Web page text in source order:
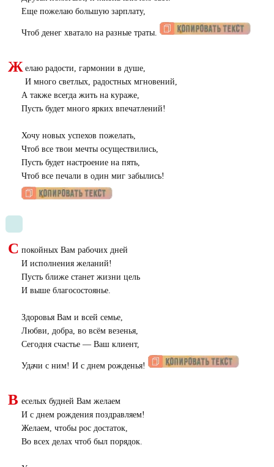
Еще пожелаю большую зарплату,
Чтоб денег хватало на разные траты.
Ж елаю радости, гармонии в душе,
И много светлых, радостных мгновений,
А также всегда жить на кураже,
Пусть будет много ярких впечатлений!
Хочу новых успехов пожелать,
Чтоб все твои мечты осуществились,
Пусть будет настроение на пять,
Чтоб все печали в один миг забылись!
С покойных Вам рабочих дней
И исполнения желаний!
Пусть ближе станет жизни цель
И выше благосостоянье.
Здоровья Вам и всей семье,
Любви, добра, во всём везенья,
Сегодня счастье — Ваш клиент,
Удачи с ним! И с днем рожденья!
В еселых будней Вам желаем
И с днем рождения поздравляем!
Желаем, чтобы рос достаток,
Во всех делах чтоб был порядок.